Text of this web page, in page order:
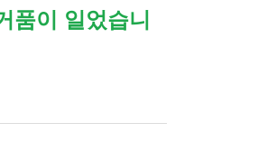
품이 일었습니